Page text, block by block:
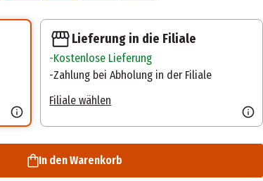
Lieferung in die Filiale
Kostenlose Lieferung
Zahlung bei Abholung in der Filiale
Filiale wählen
In den Warenkorb